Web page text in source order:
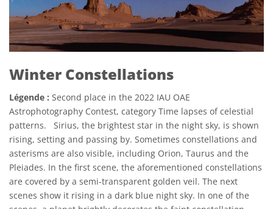
Winter Constellations
Légende : Second place in the 2022 IAU OAE
Astrophotography Contest, category Time lapses of celestial
patterns. Sirius, the brightest star in the night sky, is shown
rising, setting and passing by. Sometimes constellations and
asterisms are also visible, including Orion, Taurus and the
Pleiades. In the first scene, the aforementioned constellations
are covered by a semi-transparent golden veil. The next
scenes show it rising in a dark blue night sky. In one of the